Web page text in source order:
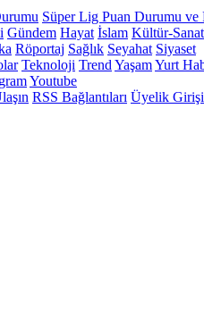
Süper Lig Puan Durumu ve
Gündem Hayat İslam Kültür-Sanat
Röportaj Sağlık Seyahat Siyaset
Teknoloji Trend YaşamYurt
Youtube
RSS Bağlantıları Üyelik Girişi